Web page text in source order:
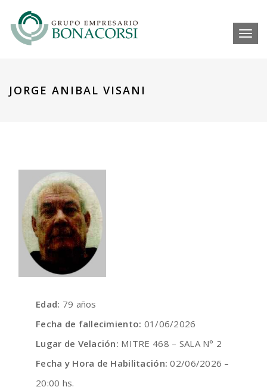
JORGE ANIBAL VISANI
Edad: 79 años
Fecha de fallecimiento: 01/06/2026
Lugar de Velación: MITRE 468 – SALA N° 2
Fecha y Hora de Habilitación: 02/06/2026 –
20:00 hs.